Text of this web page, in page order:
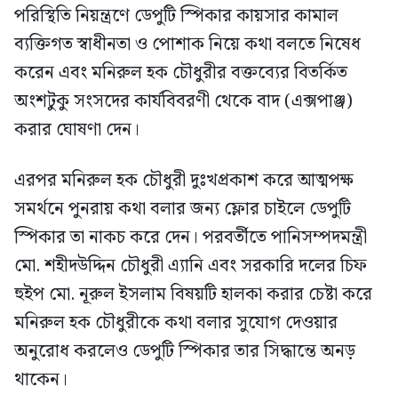
পরিস্থিতি নিয়ন্ত্রণে ডেপুটি স্পিকার কায়সার কামাল
ব্যক্তিগত স্বাধীনতা ও পোশাক নিয়ে কথা বলতে নিষেধ
করেন এবং মনিরুল হক চৌধুরীর বক্তব্যের বিতর্কিত
অংশটুকু সংসদের কার্যবিবরণী থেকে বাদ (এক্সপাঞ্জ)
করার ঘোষণা দেন।
এরপর মনিরুল হক চৌধুরী দুঃখপ্রকাশ করে আত্মপক্ষ
সমর্থনে পুনরায় কথা বলার জন্য ফ্লোর চাইলে ডেপুটি
স্পিকার তা নাকচ করে দেন। পরবর্তীতে পানিসম্পদমন্ত্রী
মো. শহীদউদ্দিন চৌধুরী এ্যানি এবং সরকারি দলের চিফ
হুইপ মো. নূরুল ইসলাম বিষয়টি হালকা করার চেষ্টা করে
মনিরুল হক চৌধুরীকে কথা বলার সুযোগ দেওয়ার
অনুরোধ করলেও ডেপুটি স্পিকার তার সিদ্ধান্তে অনড়
থাকেন।